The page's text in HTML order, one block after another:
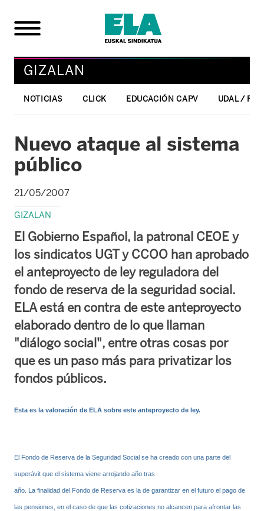
GIZALAN
NOTICIAS CLICK EDUCACIÓN CAPV UDAL /
Nuevo ataque al sistema
público
21/05/2007
GIZALAN
El Gobierno Español, la patronal CEOE y
los sindicatos UGT y CCOO han aprobado
el anteproyecto de ley reguladora del
fondo de reserva de la seguridad social.
ELA está en contra de este anteproyecto
elaborado dentro de lo que llaman
"diálogo social", entre otras cosas por
que es un paso más para privatizar los
fondos públicos.
Esta es la valoración de ELA sobre este anteproyecto de ley.
El Fondo de Reserva de la Seguridad Social se ha creado con una parte del
superávit que el sistema viene arrojando año tras
año. La finalidad del Fondo de Reserva es la de garantizar en el futuro el pago de
las pensiones, en el caso de que las cotizaciones no alcancen para afrontar las